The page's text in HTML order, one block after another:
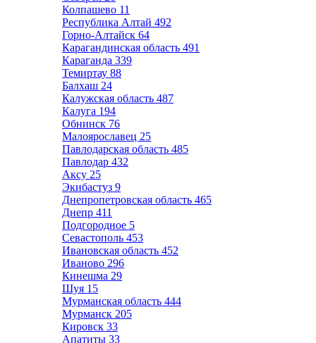
Колпашево 11
Республика Алтай 492
Горно-Алтайск 64
Карагандинская область 491
Караганда 339
Темиртау 88
Балхаш 24
Калужская область 487
Калуга 194
Обнинск 76
Малоярославец 25
Павлодарская область 485
Павлодар 432
Аксу 25
Экибастуз 9
Днепропетровская область 465
Днепр 411
Подгородное 5
Севастополь 453
Ивановская область 452
Иваново 296
Кинешма 29
Шуя 15
Мурманская область 444
Мурманск 205
Кировск 33
Апатиты 33